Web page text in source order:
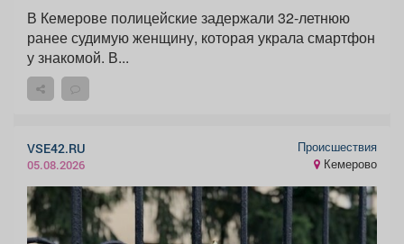
В Кемерове полицейские задержали 32-летнюю
ранее судимую женщину, которая украла смартфон
у знакомой. В...
VSE42.RU
05.08.2026
Происшествия
Кемерово